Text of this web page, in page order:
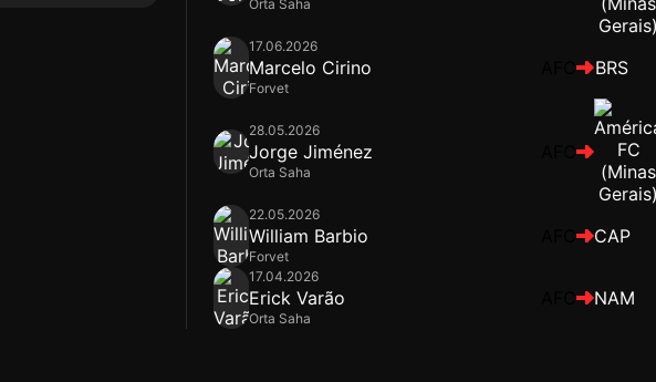
Orta Saha
17.06.2026
Marcelo Cirino
Forvet
BRS
28.05.2026
Jorge Jiménez
Orta Saha
22.05.2026
William Barbio
Forvet
CAP
17.04.2026
Erick Varão
Orta Saha
NAM